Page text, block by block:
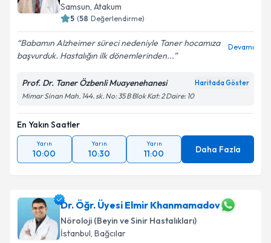
Samsun, Atakum
5 (58 Değerlendirme)
Babamın Alzheimer süreci nedeniyle Taner hocamıza
başvurduk. Hastalığın ilk dönemlerinden...
Devamı
Prof. Dr. Taner Özbenli Muayenehanesi Haritada Göster
Mimar Sinan Mah. 144. sk. No: 35 B Blok Kat: 2 Daire: 10
En Yakın Saatler
Yarın
10:00
Yarın
10:30
Yarın
11:00 Daha Fazla
Dr. Öğr. Üyesi Elmir Khanmamadov
Nöroloji (Beyin ve Sinir Hastalıkları)
İstanbul, Bağcılar